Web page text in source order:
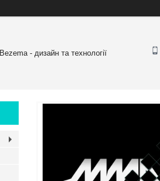
Bezema - дизайн та технології